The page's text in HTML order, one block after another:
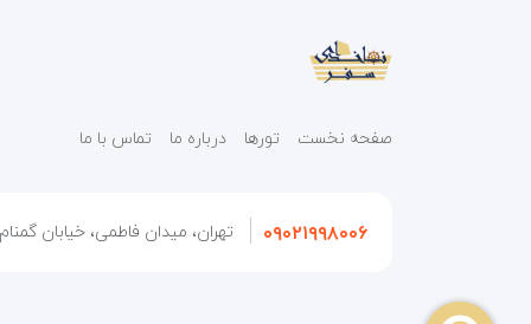
صفحه نخست تورها درباره ما تماس با ما
۰۹۰۲۱۹۹۸۰۰۶ تهران، میدان فاطمی، خیابان گمنام،